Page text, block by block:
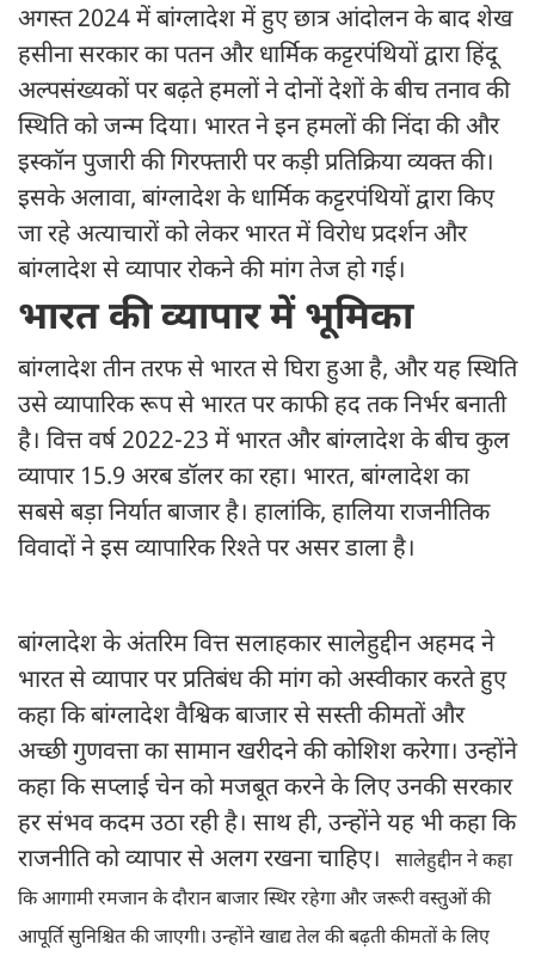
अगस्त 2024 में बांग्लादेश में हुए छात्र आंदोलन के बाद शेख
हसीना सरकार का पतन और धार्मिक कट्टरपंथियों द्वारा हिंदू
अल्पसंख्यकों पर बढ़ते हमलों ने दोनों देशों के बीच तनाव की
स्थिति को जन्म दिया। भारत ने इन हमलों की निंदा की और
इस्कॉन पुजारी की गिरफ्तारी पर कड़ी प्रतिक्रिया व्यक्त की।
इसके अलावा, बांग्लादेश के धार्मिक कट्टरपंथियों द्वारा किए
जा रहे अत्याचारों को लेकर भारत में विरोध प्रदर्शन और
बांग्लादेश से व्यापार रोकने की मांग तेज हो गई।
भारत की व्यापार में भूमिका
बांग्लादेश तीन तरफ से भारत से घिरा हुआ है, और यह स्थिति
उसे व्यापारिक रूप से भारत पर काफी हद तक निर्भर बनाती
है। वित्त वर्ष 2022-23 में भारत और बांग्लादेश के बीच कुल
व्यापार 15.9 अरब डॉलर का रहा। भारत, बांग्लादेश का
सबसे बड़ा निर्यात बाजार है। हालांकि, हालिया राजनीतिक
विवादों ने इस व्यापारिक रिश्ते पर असर डाला है।
बांग्लादेश के अंतरिम वित्त सलाहकार सालेहुद्दीन अहमद ने
भारत से व्यापार पर प्रतिबंध की मांग को अस्वीकार करते हुए
कहा कि बांग्लादेश वैश्विक बाजार से सस्ती कीमतों और
अच्छी गुणवत्ता का सामान खरीदने की कोशिश करेगा। उन्होंने
कहा कि सप्लाई चेन को मजबूत करने के लिए उनकी सरकार
हर संभव कदम उठा रही है। साथ ही, उन्होंने यह भी कहा कि
राजनीति को व्यापार से अलग रखना चाहिए।
सालेहुद्दीन ने कहा
कि आगामी रमजान के दौरान बाजार स्थिर रहेगा और जरूरी वस्तुओं की
आपूर्ति सुनिश्चित की जाएगी। उन्होंने खाद्य तेल की बढ़ती कीमतों के लिए